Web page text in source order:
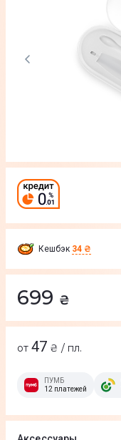
Кешбэк 34 ₴
699 ₴
от 47 ₴ / пл.
ПУМБ
12 платежей